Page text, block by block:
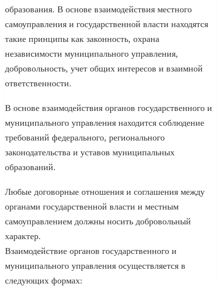
образования. В основе взаимодействия местного
самоуправления и государственной власти находятся
такие принципы как законность, охрана
независимости муниципального управления,
добровольность, учет общих интересов и взаимной
ответственности.
В основе взаимодействия органов государственного и
муниципального управления находится соблюдение
требований федерального, регионального
законодательства и уставов муниципальных
образований.
Любые договорные отношения и соглашения между
органами государственной власти и местным
самоуправлением должны носить добровольный
характер.
Взаимодействие органов государственного и
муниципального управления осуществляется в
следующих формах: